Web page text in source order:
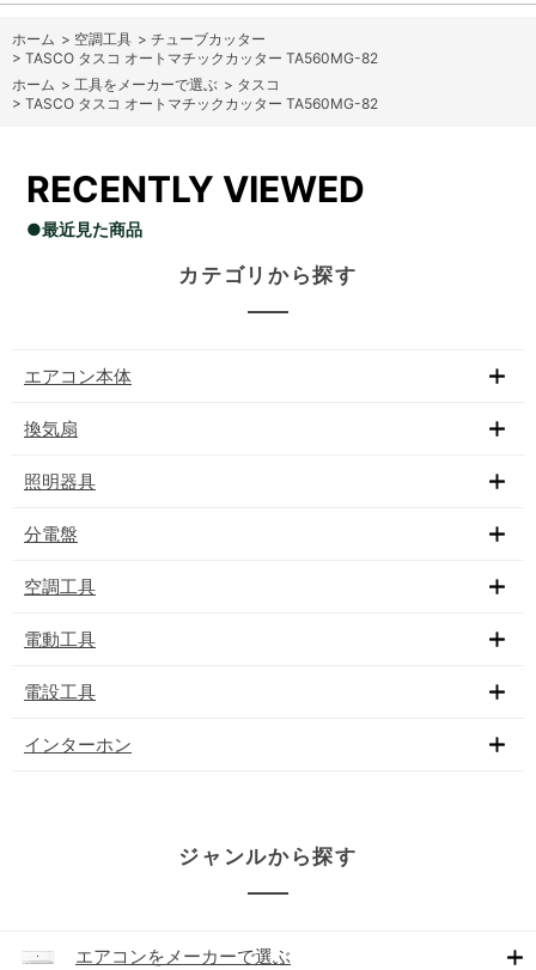
ホーム > 空調工具 > チューブカッター
> TASCO タスコ オートマチックカッター TA560MG-82
ホーム > 工具をメーカーで選ぶ > タスコ
> TASCO タスコ オートマチックカッター TA560MG-82
RECENTLY VIEWED
●最近見た商品
カテゴリから探す
エアコン本体
換気扇
照明器具
分電盤
空調工具
電動工具
電設工具
インターホン
ジャンルから探す
エアコンをメーカーで選ぶ